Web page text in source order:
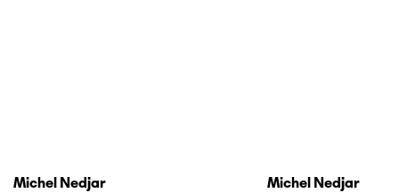
Michel Nedjar
Michel Nedjar